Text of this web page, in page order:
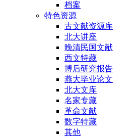
档案
特色资源
古文献资源库
北大讲座
晚清民国文献
西文特藏
博后研究报告
燕大毕业论文
北大文库
名家专藏
革命文献
数字特藏
其他